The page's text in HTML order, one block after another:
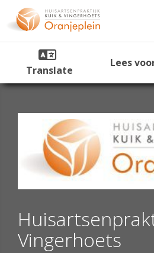
Translate
Lees
Vingerhoets